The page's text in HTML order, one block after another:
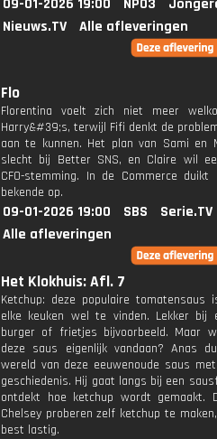
09-01-2026 19:00 NPO3
Nieuws.TV
Alle afleveringen
Flo
Florentina voelt zich niet meer
Harry&#39;s, terwijl Fifi denkt de
aan te kunnen. Het plan van Sami en
slecht bij Better SNS, en Claire wil
CFO-stemming. In de Commerce duikt
bekende op.
09-01-2026 19:00 SBS
Serie.TV
Alle afleveringen
Het Klokhuis: Afl. 7
Ketchup: deze populaire tomatensaus
elke keuken wel te vinden. Lekker bij
burger of frietjes bijvoorbeeld. Maar
deze saus eigenlijk vandaan? Anas
wereld van deze eeuwenoude saus
geschiedenis. Hij gaat langs bij een
ontdekt hoe ketchup wordt gemaakt.
Chelsey proberen zelf ketchup te
best lastig.